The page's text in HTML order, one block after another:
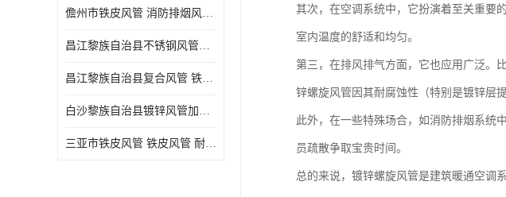
儋州市铁皮风管 消防排烟风管 耐腐蚀
昌江黎族自治县不锈钢风管加工 镀锌螺旋风管加工厂
昌江黎族自治县复合风管 铁皮风管
白沙黎族自治县镀锌风管加工厂 新风排风管
三亚市铁皮风管 铁皮风管 耐腐蚀
其次，在空调系统中，它扮演着至关重要
室内温度的舒适和均匀。
第三，在排风排气方面，它也应用广泛。
锌螺旋风管因其耐腐蚀性（特别是镀锌层
此外，在一些特殊场合，如消防排烟系统
员疏散争取宝贵时间。
总的来说，镀锌螺旋风管是建筑暖通空调